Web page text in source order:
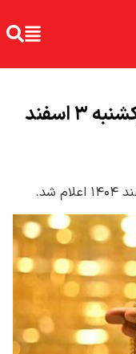
قیمت جدید طلا ظهر امروز یکشنبه ۳ اسفند